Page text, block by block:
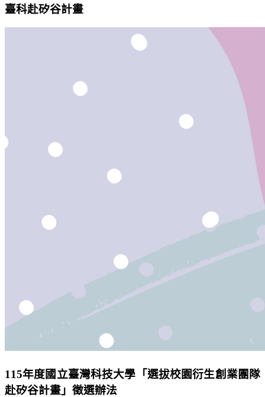
臺科赴矽谷計畫
115年度國立臺灣科技大學「選拔校園衍生創業團隊
赴矽谷計畫」徵選辦法